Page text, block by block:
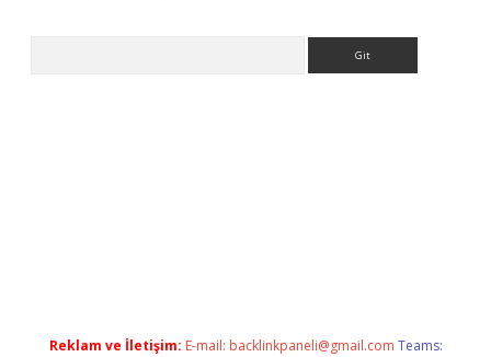
Reklam ve İletişim: E-mail: backlinkpaneli@gmail.com Teams: